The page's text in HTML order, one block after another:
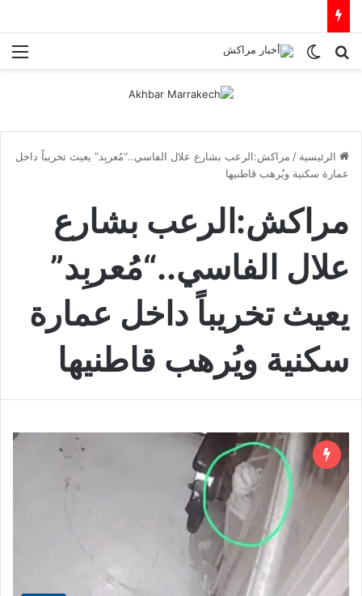
بحث عنالوضع المظلم
الرئيسية / مراكش:الرعب بشارع علال الفاسي..“مُعربِد” يعيث تخريباً داخل
عمارة سكنية ويُرهب قاطنيها
مراكش:الرعب بشارع
علال الفاسي..“مُعربِد”
يعيث تخريباً داخل عمارة
سكنية ويُرهب قاطنيها